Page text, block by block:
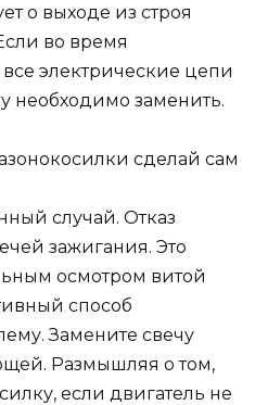
о выходе из строя
во время
электрические цепи
необходимо заменить.
сделай сам
случай. Отказ
зажигания. Это
осмотром витой
способ
Замените свечу
Размышляя о том,
если двигатель не